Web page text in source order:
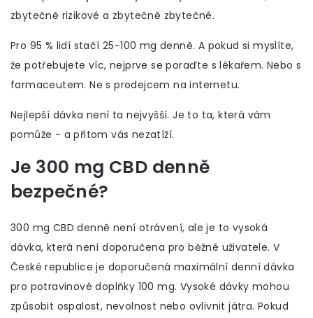
zbytečně rizikové a zbytečně zbytečné.
Pro 95 % lidí stačí 25-100 mg denně. A pokud si myslíte,
že potřebujete víc, nejprve se poraďte s lékařem. Nebo s
farmaceutem. Ne s prodejcem na internetu.
Nejlepší dávka není ta nejvyšší. Je to ta, která vám
pomůže - a přitom vás nezatíží.
Je 300 mg CBD denně
bezpečné?
300 mg CBD denně není otrávení, ale je to vysoká
dávka, která není doporučena pro běžné uživatele. V
České republice je doporučená maximální denní dávka
pro potravinové doplňky 100 mg. Vysoké dávky mohou
způsobit ospalost, nevolnost nebo ovlivnit játra. Pokud